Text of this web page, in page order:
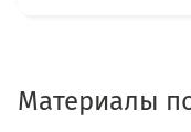
Материалы